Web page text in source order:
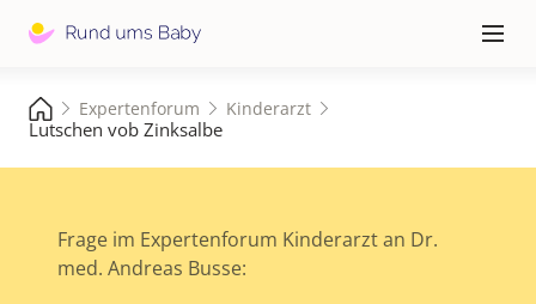
≡
Expertenforum Kinderarzt
Lutschen vob Zinksalbe
Frage im Expertenforum Kinderarzt an Dr.
med. Andreas Busse: